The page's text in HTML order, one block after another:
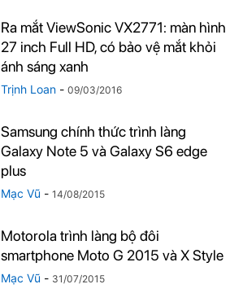
Ra mắt ViewSonic VX2771: màn hình
27 inch Full HD, có bảo vệ mắt khỏi
ánh sáng xanh
Trịnh Loan - 09/03/2016
Samsung chính thức trình làng
Galaxy Note 5 và Galaxy S6 edge
plus
Mạc Vũ - 14/08/2015
Motorola trình làng bộ đôi
smartphone Moto G 2015 và X Style
Mạc Vũ - 31/07/2015